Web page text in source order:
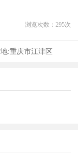
浏览次数： 295次
:重庆市江津区